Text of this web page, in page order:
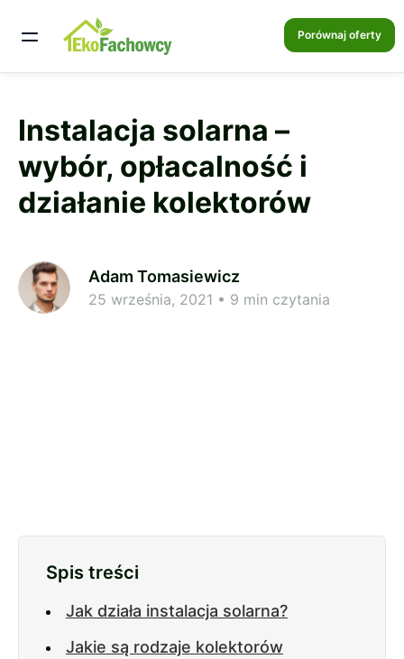
Porównaj oferty
Instalacja solarna –
wybór, opłacalność i
działanie kolektorów
Adam Tomasiewicz
25 września, 2021 • 9 min czytania
Spis treści
Jak działa instalacja solarna?
Jakie są rodzaje kolektorów